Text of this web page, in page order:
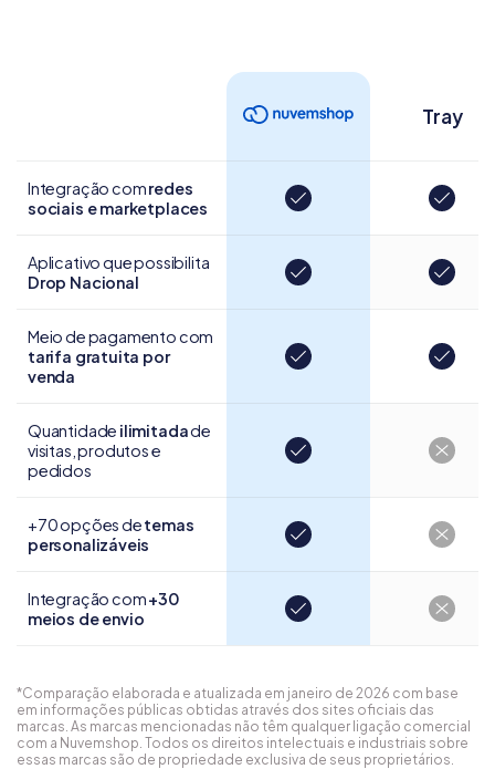
Tray
Integração comredes
sociais e marketplaces
Aplicativo que possibilita
Drop Nacional
Meio de pagamento com
tarifa gratuita por
venda
Quantidade ilimitadade
visitas, produtos e
pedidos
+70 opções detemas
personalizáveis
Integração com+30
meios de envio
*Comparação elaborada e atualizada em janeiro de 2026 com base
em informações públicas obtidas através dos sites oficiais das
marcas. As marcas mencionadas não têm qualquer ligação comercial
com a Nuvemshop. Todos os direitos intelectuais e industriais sobre
essas marcas são de propriedade exclusiva de seus proprietários.